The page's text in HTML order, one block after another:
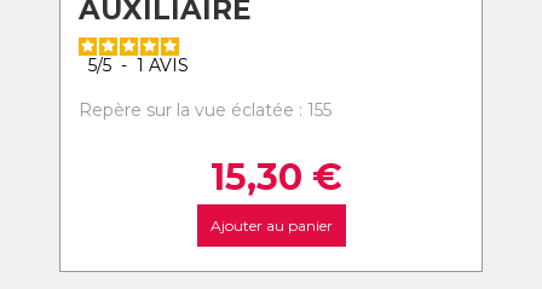
AUXILIAIRE
5/5 - 1 AVIS
Repère sur la vue éclatée : 155
15,30 €
Ajouter au panier